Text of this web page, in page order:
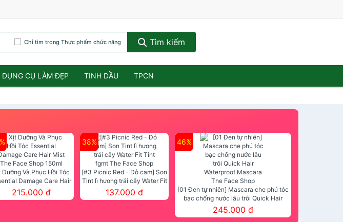
Chỉ tìm trong Thực phẩm chức năng Tìm kiếm
DỤNG CỤ LÀM ĐẸP TINH DẦU TPCN
Dưỡng Và Phục Hồi Tóc
Damage Care Hair
The Face Shop 150ml
215.000 đ
38%
[#3 Picnic Red - Đỏ cam] Son
Tint lì hương trái cây Water Fit
Tint fgmt The Face Shop
137.000 đ
46%
[01 Đen tự nhiên] Mascara che phủ tóc
bạc chống nước lâu trôi Quick Hair
Waterproof Mascara The Face Shop
245.000 đ